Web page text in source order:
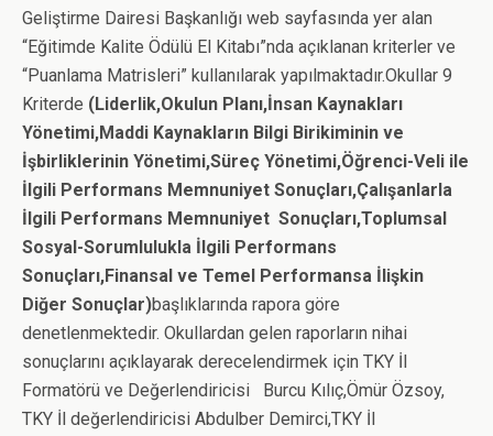
Geliştirme Dairesi Başkanlığı web sayfasında yer alan
“Eğitimde Kalite Ödülü El Kitabı”nda açıklanan kriterler ve
“Puanlama Matrisleri” kullanılarak yapılmaktadır.Okullar 9
Kriterde (Liderlik,Okulun Planı,İnsan Kaynakları
Yönetimi,Maddi Kaynakların Bilgi Birikiminin ve
İşbirliklerinin Yönetimi,Süreç Yönetimi,Öğrenci-Veli ile
İlgili Performans Memnuniyet Sonuçları,Çalışanlarla
İlgili Performans Memnuniyet Sonuçları,Toplumsal
Sosyal-Sorumlulukla İlgili Performans
Sonuçları,Finansal ve Temel Performansa İlişkin
Diğer Sonuçlar)başlıklarında rapora göre
denetlenmektedir. Okullardan gelen raporların nihai
sonuçlarını açıklayarak derecelendirmek için TKY İl
Formatörü ve Değerlendiricisi Burcu Kılıç,Ömür Özsoy,
TKY İl değerlendiricisi Abdulber Demirci,TKY İl